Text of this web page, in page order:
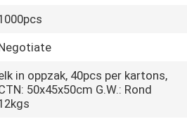
in oppzak, 40pcs per kartons,
50x45x50cm G.W.: Rond